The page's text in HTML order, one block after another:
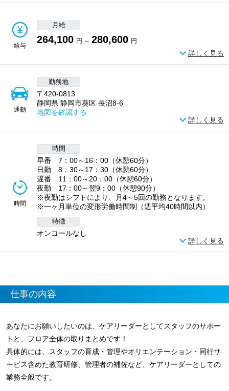
給与
月給
264,100 円 ～ 280,600 円
詳しく見る
通勤
勤務地
〒420-0813
静岡県 静岡市葵区 長沼8-6
地図を確認する
詳しく見る
時間
時間
早番 7：00～16：00（休憩60分）
日勤 8：30～17：30（休憩60分）
遅番 11：00～20：00（休憩60分）
夜勤 17：00～翌9：00（休憩90分）
※夜勤はシフトにより、月4～5回の勤務となります。
※一ヶ月単位の変形労働時間制（週平均40時間以内）
特徴
オンコールなし
詳しく見る
仕事の内容
あなたにお願いしたいのは、ケアリーダーとしてスタッフのサポー
トと、フロア全体の取りまとめです！
具体的には、スタッフの育成・管理やオリエンテーション・同行サ
ービス含めた教育研修、管理者の補佐など、ケアリーダーとしての
業務全般です。